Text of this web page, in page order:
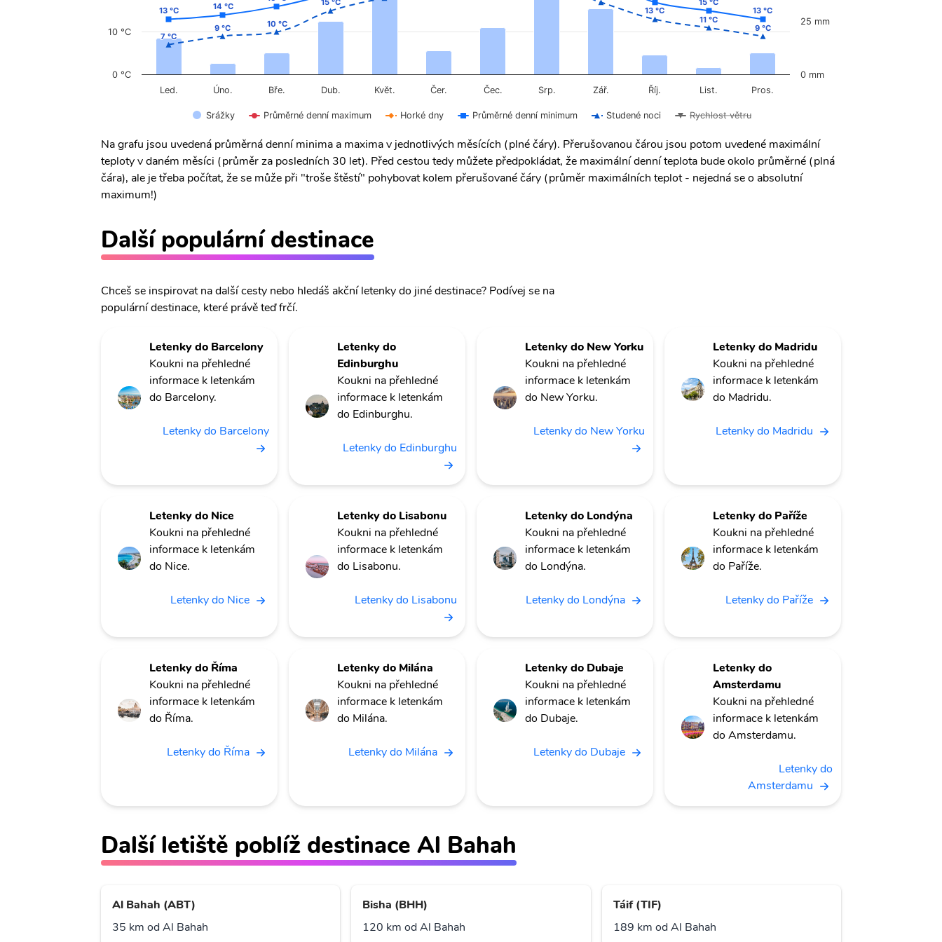
13 °C
13 °C 14 °C
14 °C
15 °C
15 °C
13 °C
13 °C
7 °C
7 °C
9 °C
9 °C 10 °C
10 °C
15 °C
15 °C
13 °C
13 °C
11 °C
11 °C
9 °C
9 °C
Srážky Průměrné denní maximum Horké dny Průměrné denní minimum Studené noci Rychlost větru
Led. Úno. Bře. Dub. Květ. Čer. Čec. Srp. Zář. Říj. List. Pros.
0 °C
10 °C
0 mm
25 mm
Na grafu jsou uvedená průměrná denní minima a maxima v jednotlivých měsících (plné čáry). Přerušovanou čárou jsou potom uvedené maximální
teploty v daném měsíci (průměr za posledních 30 let). Před cestou tedy můžete předpokládat, že maximální denní teplota bude okolo průměrné (plná
čára), ale je třeba počítat, že se může při "troše štěstí" pohybovat kolem přerušované čáry (průměr maximálních teplot - nejedná se o absolutní
maximum!)
Další populární destinace
Chceš se inspirovat na další cesty nebo hledáš akční letenky do jiné destinace? Podívej se na
populární destinace, které právě teď frčí.
Letenky do Barcelony
Koukni na přehledné
informace k letenkám
do Barcelony.
Letenky do Barcelony
Letenky do
Edinburghu
Koukni na přehledné
informace k letenkám
do Edinburghu.
Letenky do Edinburghu
Letenky do New Yorku
Koukni na přehledné
informace k letenkám
do New Yorku.
Letenky do New Yorku
Letenky do Madridu
Koukni na přehledné
informace k letenkám
do Madridu.
Letenky do Madridu
Letenky do Nice
Koukni na přehledné
informace k letenkám
do Nice.
Letenky do Nice
Letenky do Lisabonu
Koukni na přehledné
informace k letenkám
do Lisabonu.
Letenky do Lisabonu
Letenky do Londýna
Koukni na přehledné
informace k letenkám
do Londýna.
Letenky do Londýna
Letenky do Paříže
Koukni na přehledné
informace k letenkám
do Paříže.
Letenky do Paříže
Letenky do Říma
Koukni na přehledné
informace k letenkám
do Říma.
Letenky do Říma
Letenky do Milána
Koukni na přehledné
informace k letenkám
do Milána.
Letenky do Milána
Letenky do Dubaje
Koukni na přehledné
informace k letenkám
do Dubaje.
Letenky do Dubaje
Letenky do
Amsterdamu
Koukni na přehledné
informace k letenkám
do Amsterdamu.
Letenky do
Amsterdamu
Další letiště poblíž destinace Al Bahah
Al Bahah (ABT)
35 km od Al Bahah
Bisha (BHH)
120 km od Al Bahah
Táif (TIF)
189 km od Al Bahah